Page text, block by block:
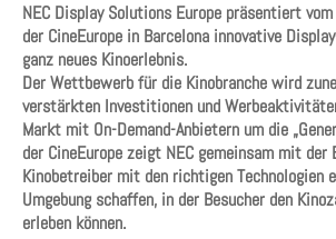
NEC Display Solutions Europe präsentiert
der CineEurope in Barcelona innovative
ganz neues Kinoerlebnis.
Der Wettbewerb für die Kinobranche wird
verstärkten Investitionen und
Markt mit On-Demand-Anbietern um die
der CineEurope zeigt NEC gemeinsam mit der
Kinobetreiber mit den richtigen Technologien
Umgebung schaffen, in der Besucher den
erleben können.